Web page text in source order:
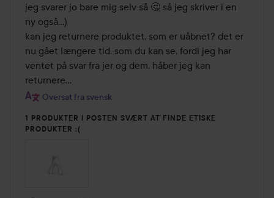
jeg svarer jo bare mig selv så 🤔 så jeg skriver i en
ny også...)
kan jeg returnere produktet, som er uåbnet? det er
nu gået længere tid, som du kan se, fordi jeg har
ventet på svar fra jer og dem. håber jeg kan
returnere...
Oversat fra svensk
1 PRODUKTER I POSTEN SVÆRT AT FINDE ETISKE
PRODUKTER :(